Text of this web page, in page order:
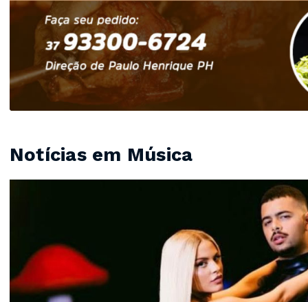
Notícias em Música